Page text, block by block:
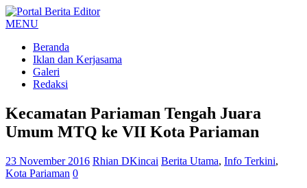
MENU
Beranda
Iklan dan Kerjasama
Galeri
Redaksi
Kecamatan Pariaman Tengah Juara
Umum MTQ ke VII Kota Pariaman
23 November 2016 Rhian DKincai Berita Utama, Info Terkini,
Kota Pariaman 0